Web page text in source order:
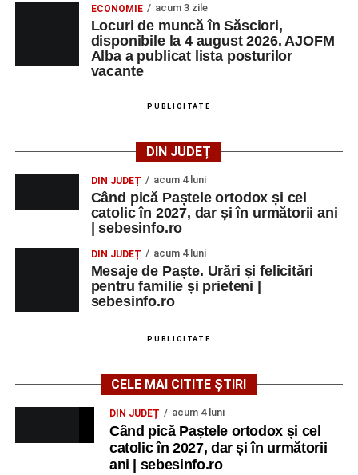
ECONOMIE acum 3 zile
Locuri de muncă în Săsciori,
disponibile la 4 august 2026. AJOFM
Alba a publicat lista posturilor
vacante
PUBLICITATE
DIN JUDEȚ
DIN JUDEȚ acum 4 luni
Când pică Paștele ortodox și cel
catolic în 2027, dar și în următorii ani
| sebesinfo.ro
DIN JUDEȚ acum 4 luni
Mesaje de Paște. Urări și felicitări
pentru familie și prieteni |
sebesinfo.ro
PUBLICITATE
CELE MAI CITITE ȘTIRI
DIN JUDEȚ acum 4 luni
Când pică Paștele ortodox și cel
catolic în 2027, dar și în următorii
ani | sebesinfo.ro